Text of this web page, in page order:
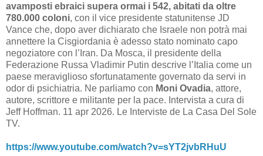
avamposti ebraici supera ormai i 542, abitati da oltre
780.000 coloni, con il vice presidente statunitense JD
Vance che, dopo aver dichiarato che Israele non potrà mai
annettere la Cisgiordania è adesso stato nominato capo
negoziatore con l’Iran. Da Mosca, il presidente della
Federazione Russa Vladimir Putin descrive l’Italia come un
paese meraviglioso sfortunatamente governato da servi in
odor di psichiatria. Ne parliamo con Moni Ovadia, attore,
autore, scrittore e militante per la pace. Intervista a cura di
Jeff Hoffman. 11 apr 2026. Le Interviste de La Casa Del Sole
TV.
https://www.youtube.com/watch?v=sYT2jvbRHuU